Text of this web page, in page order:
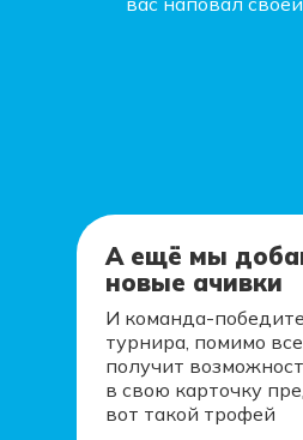
А ещё мы
новые ачивки
И команда-
турнира, помимо
получит
в свою карточку
вот такой трофей